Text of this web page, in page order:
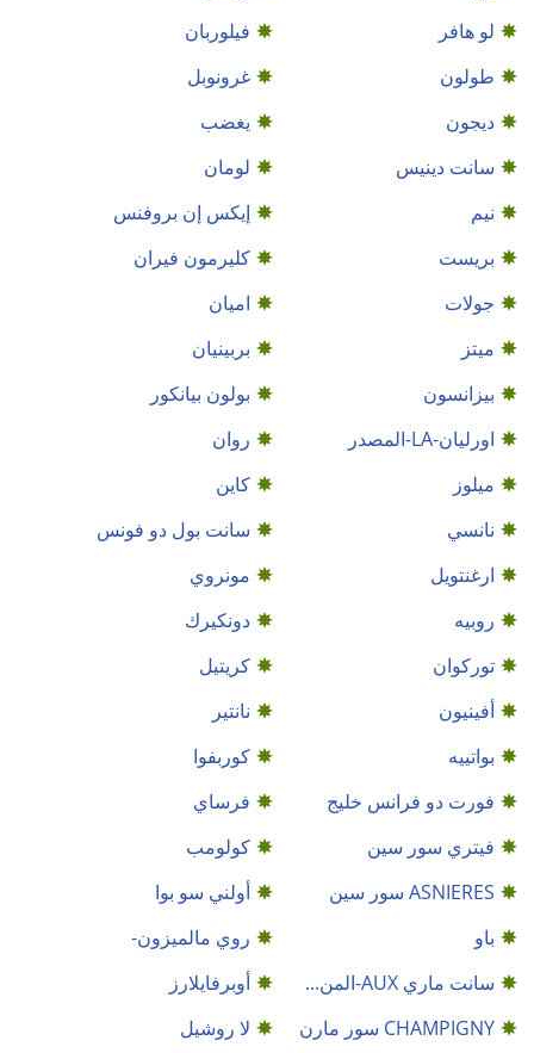
لو هافر
فيلوربان
طولون
غرونوبل
ديجون
يغضب
سانت دينيس
لومان
نيم
إيكس إن بروفنس
بريست
كليرمون فيران
جولات
اميان
ميتز
بربينيان
بيزانسون
بولون بيانكور
اورليان-LA-المصدر
روان
ميلوز
كاين
نانسي
سانت بول دو فونس
ارغنتويل
مونروي
روبيه
دونكيرك
توركوان
كريتيل
أفينيون
نانتير
بواتييه
كوربفوا
فورت دو فرانس خليج
فرساي
فيتري سور سين
كولومب
ASNIERES سور سين
أولني سو بوا
باو
روي مالميزون-
سانت ماري AUX-المن...
أوبرفايلارز
CHAMPIGNY سور مارن
لا روشيل